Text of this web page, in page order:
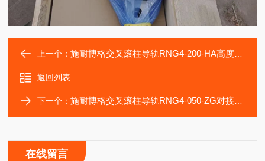
上一个：施耐博格交叉滚柱导轨RNG4-200-HA高度选配轴承滑块
返回列表
下一个：施耐博格交叉滚柱导轨RNG4-050-ZG对接型滑块轴承
在线留言